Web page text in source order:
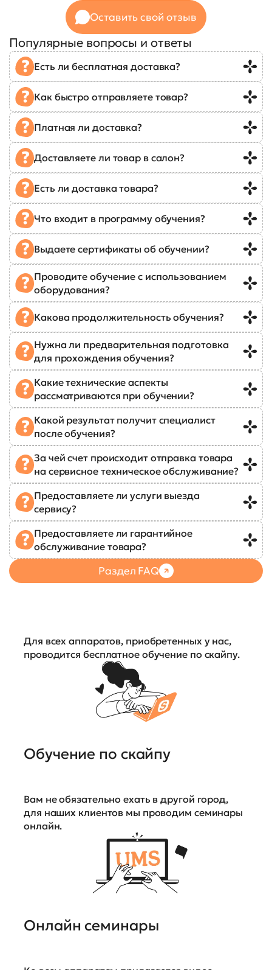
Оставить свой отзыв
Популярные вопросы и ответы
Есть ли бесплатная доставка?
Как быстро отправляете товар?
Платная ли доставка?
Доставляете ли товар в салон?
Есть ли доставка товара?
Что входит в программу обучения?
Выдаете сертификаты об обучении?
Проводите обучение с использованием
оборудования?
Какова продолжительность обучения?
Нужна ли предварительная подготовка
для прохождения обучения?
Какие технические аспекты
рассматриваются при обучении?
Какой результат получит специалист
после обучения?
За чей счет происходит отправка товара
на сервисное техническое обслуживание?
Предоставляете ли услуги выезда
сервису?
Предоставляете ли гарантийное
обслуживание товара?
Раздел FAQ
Для всех аппаратов, приобретенных у нас,
проводится бесплатное обучение по скайпу.
Обучение по скайпу
Вам не обязательно ехать в другой город,
для наших клиентов мы проводим семинары
онлайн.
Онлайн семинары